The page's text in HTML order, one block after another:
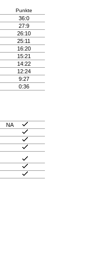
Punkte
36:0
27:9
26:10
25:11
16:20
15:21
14:22
12:24
9:27
0:36
NA